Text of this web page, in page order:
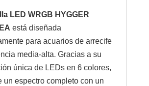
LED WRGB HYGGER
está diseñada
para acuarios de arrecife
media-alta. Gracias a su
única de LEDs en 6 colores,
un espectro completo con un